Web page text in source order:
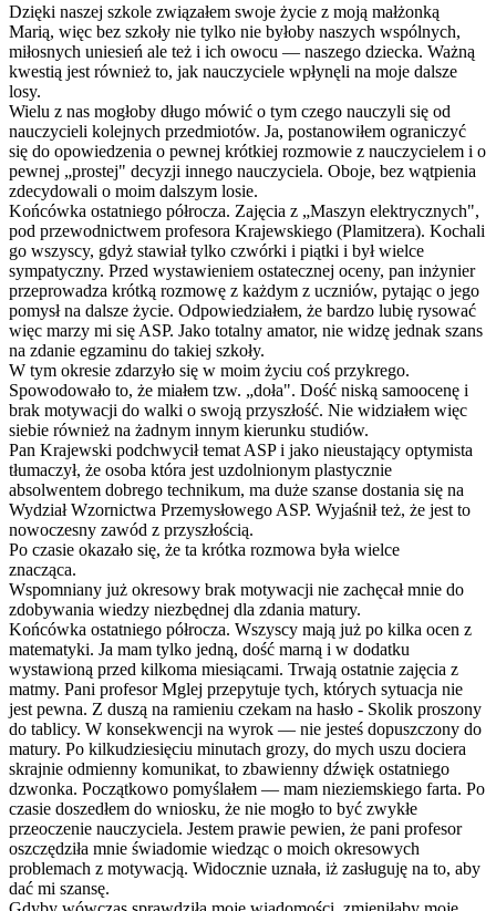
Dzięki naszej szkole związałem swoje życie z moją małżonką
Marią, więc bez szkoły nie tylko nie byłoby naszych wspólnych,
miłosnych uniesień ale też i ich owocu — naszego dziecka. Ważną
kwestią jest również to, jak nauczyciele wpłynęli na moje dalsze
losy.
Wielu z nas mogłoby długo mówić o tym czego nauczyli się od
nauczycieli kolejnych przedmiotów. Ja, postanowiłem ograniczyć
się do opowiedzenia o pewnej krótkiej rozmowie z nauczycielem i o
pewnej „prostej" decyzji innego nauczyciela. Oboje, bez wątpienia
zdecydowali o moim dalszym losie.
Końcówka ostatniego półrocza. Zajęcia z „Maszyn elektrycznych",
pod przewodnictwem profesora Krajewskiego (Plamitzera). Kochali
go wszyscy, gdyż stawiał tylko czwórki i piątki i był wielce
sympatyczny. Przed wystawieniem ostatecznej oceny, pan inżynier
przeprowadza krótką rozmowę z każdym z uczniów, pytając o jego
pomysł na dalsze życie. Odpowiedziałem, że bardzo lubię rysować
więc marzy mi się ASP. Jako totalny amator, nie widzę jednak szans
na zdanie egzaminu do takiej szkoły.
W tym okresie zdarzyło się w moim życiu coś przykrego.
Spowodowało to, że miałem tzw. „doła". Dość niską samoocenę i
brak motywacji do walki o swoją przyszłość. Nie widziałem więc
siebie również na żadnym innym kierunku studiów.
Pan Krajewski podchwycił temat ASP i jako nieustający optymista
tłumaczył, że osoba która jest uzdolnionym plastycznie
absolwentem dobrego technikum, ma duże szanse dostania się na
Wydział Wzornictwa Przemysłowego ASP. Wyjaśnił też, że jest to
nowoczesny zawód z przyszłością.
Po czasie okazało się, że ta krótka rozmowa była wielce
znacząca.
Wspomniany już okresowy brak motywacji nie zachęcał mnie do
zdobywania wiedzy niezbędnej dla zdania matury.
Końcówka ostatniego półrocza. Wszyscy mają już po kilka ocen z
matematyki. Ja mam tylko jedną, dość marną i w dodatku
wystawioną przed kilkoma miesiącami. Trwają ostatnie zajęcia z
matmy. Pani profesor Mglej przepytuje tych, których sytuacja nie
jest pewna. Z duszą na ramieniu czekam na hasło - Skolik proszony
do tablicy. W konsekwencji na wyrok — nie jesteś dopuszczony do
matury. Po kilkudziesięciu minutach grozy, do mych uszu dociera
skrajnie odmienny komunikat, to zbawienny dźwięk ostatniego
dzwonka. Początkowo pomyślałem — mam nieziemskiego farta. Po
czasie doszedłem do wniosku, że nie mogło to być zwykłe
przeoczenie nauczyciela. Jestem prawie pewien, że pani profesor
oszczędziła mnie świadomie wiedząc o moich okresowych
problemach z motywacją. Widocznie uznała, iż zasługuję na to, aby
dać mi szansę.